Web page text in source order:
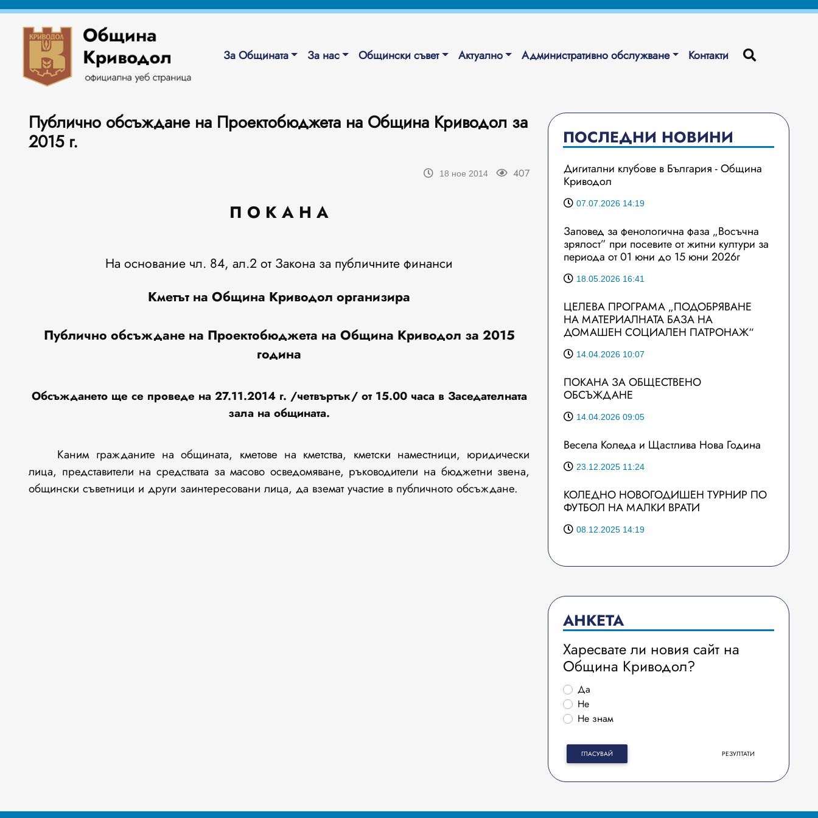
За Общината За нас Общински съвет Актуално Административно обслужване Контакти
Публично обсъждане на Проектобюджета на Община Криводол за
2015 г.
18 ное 2014 407
П О К А Н А
На основание чл. 84, ал.2 от Закона за публичните финанси
Кметът на Община Криводол организира
Публично обсъждане на Проектобюджета на Община Криводол за 2015
година
Обсъждането ще се проведе на 27.11.2014г. /четвъртък/ от 15.00 часа в Заседателната
зала на общината.
Каним гражданите на общината, кметове на кметства, кметски наместници, юридически
лица, представители на средствата за масово осведомяване, ръководители на бюджетни звена,
общински съветници и други заинтересовани лица, да вземат участие в публичното обсъждане.
ПОСЛЕДНИ НОВИНИ
Дигитални клубове в България - Община
Криводол
07.07.2026 14:19
Заповед за фенологична фаза „Восъчна
зрялост” при посевите от житни култури за
периода от 01 юни до 15 юни 2026г
18.05.2026 16:41
ЦЕЛЕВА ПРОГРАМА „ПОДОБРЯВАНЕ
НА МАТЕРИАЛНАТА БАЗА НА
ДОМАШЕН СОЦИАЛЕН ПАТРОНАЖ“
14.04.2026 10:07
ПОКАНА ЗА ОБЩЕСТВЕНО
ОБСЪЖДАНЕ
14.04.2026 09:05
Весела Коледа и Щастлива Нова Година
23.12.2025 11:24
КОЛЕДНО НОВОГОДИШЕН ТУРНИР ПО
ФУТБОЛ НА МАЛКИ ВРАТИ
08.12.2025 14:19
АНКЕТА
Харесвате ли новия сайт на
Община Криводол?
Да
Не
Не знам
ГЛАСУВАЙ РЕЗУЛТАТИ